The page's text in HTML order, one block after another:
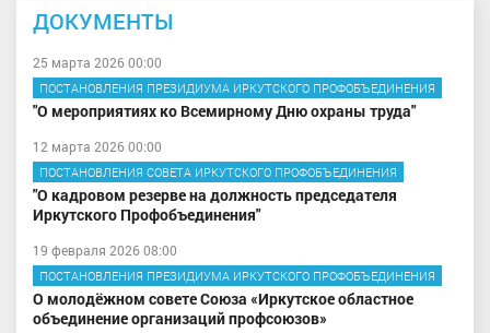
ДОКУМЕНТЫ
25 марта 2026 00:00
ПОСТАНОВЛЕНИЯ ПРЕЗИДИУМА ИРКУТСКОГО ПРОФОБЪЕДИНЕНИЯ
"О мероприятиях ко Всемирному Дню охраны труда"
12 марта 2026 00:00
ПОСТАНОВЛЕНИЯ СОВЕТА ИРКУТСКОГО ПРОФОБЪЕДИНЕНИЯ
"О кадровом резерве на должность председателя
Иркутского Профобъединения"
19 февраля 2026 08:00
ПОСТАНОВЛЕНИЯ ПРЕЗИДИУМА ИРКУТСКОГО ПРОФОБЪЕДИНЕНИЯ
О молодёжном совете Союза «Иркутское областное
объединение организаций профсоюзов»